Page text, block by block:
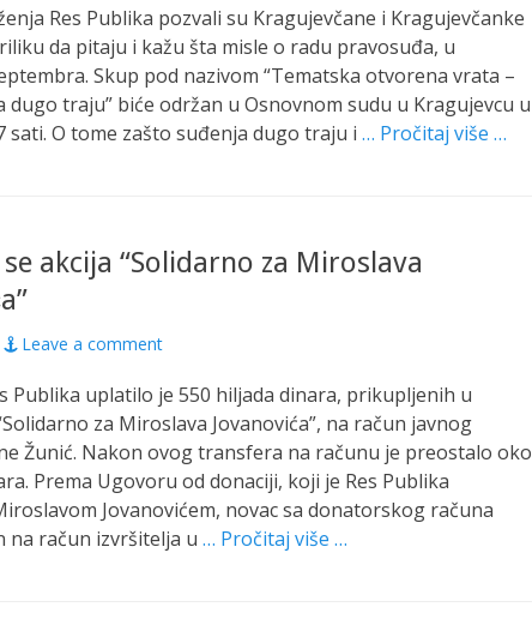
Res Publika pozvali su Kragujevčane i Kragujevčanke
da pitaju i kažu šta misle o radu pravosuđa, u
Skup pod nazivom “Tematska otvorena vrata –
dugo traju” biće održan u Osnovnom sudu u Kragujevcu u
sati. O tome zašto suđenja dugo traju i … Pročitaj više …
akcija “Solidarno za Miroslava
Leave a comment
Publika uplatilo je 550 hiljada dinara, prikupljenih u
za Miroslava Jovanovića”, na račun javnog
Žunić. Nakon ovog transfera na računu je preostalo oko
Prema Ugovoru od donaciji, koji je Res Publika
Jovanovićem, novac sa donatorskog računa
na račun izvršitelja u … Pročitaj više …